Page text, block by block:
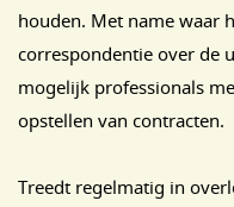
houden. Met name waar
correspondentie over de
mogelijk professionals
opstellen van contracten.
Treedt regelmatig in